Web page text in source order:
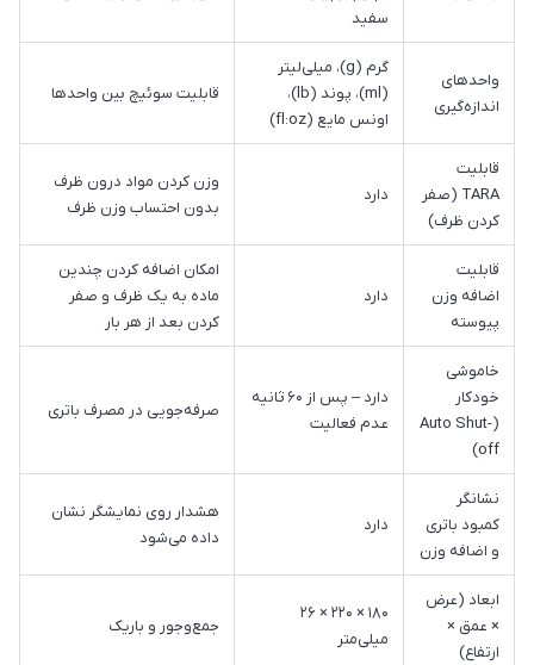
سفید
واحدهای
اندازه‌گیری
گرم (g)، میلی‌لیتر
(ml)، پوند (lb)،
اونس مایع (fl:oz)
قابلیت سوئیچ بین واحدها
قابلیت
TARA (صفر
کردن ظرف)
دارد
وزن کردن مواد درون ظرف
بدون احتساب وزن ظرف
قابلیت
اضافه وزن
پیوسته
دارد
امکان اضافه کردن چندین
ماده به یک ظرف و صفر
کردن بعد از هر بار
خاموشی
خودکار
(Auto Shut-
off)
دارد – پس از ۶۰ ثانیه
عدم فعالیت
صرفه‌جویی در مصرف باتری
نشانگر
کمبود باتری
و اضافه وزن
دارد
هشدار روی نمایشگر نشان
داده می‌شود
ابعاد (عرض
× عمق ×
ارتفاع)
۱۸۰ × ۲۲۰ × ۲۶
میلی‌متر
جمع‌وجور و باریک